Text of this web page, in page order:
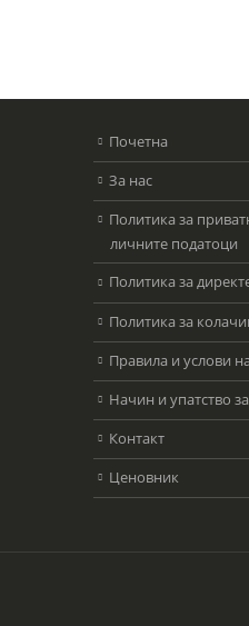
Почетна
За нас
Политика за
личните податоци
Политика за
Политика за
Правила и услови
Начин и упатство
Контакт
Ценовник